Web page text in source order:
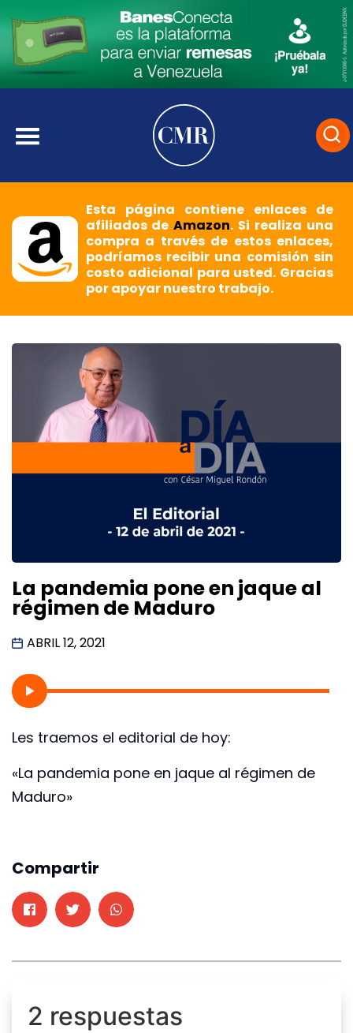
Esta página contiene enlaces de
afiliados deAmazon. Si realiza una
compra a través de estos enlaces,
podríamos recibir una comisión sin
costo adicional para usted. Gracias
por apoyar nuestro trabajo.
La pandemia pone en jaque al
régimen de Maduro
ABRIL 12, 2021
Les traemos el editorial de hoy:
«La pandemia pone en jaque al régimen de
Maduro»
Compartir
2 respuestas